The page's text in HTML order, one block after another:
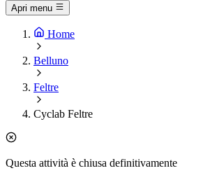
Apri menu
Home
Belluno
Feltre
Cyclab Feltre
Questa attività è chiusa definitivamente